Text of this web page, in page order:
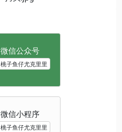
桃子鱼仔尤克里里
桃子鱼仔尤克里里